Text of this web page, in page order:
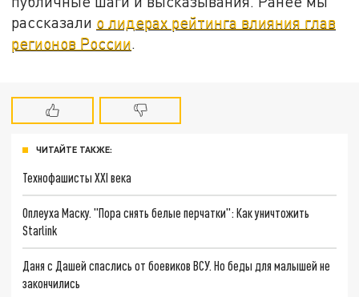
рассказали о лидерах рейтинга влияния глав
регионов России
ЧИТАЙТЕ ТАКЖЕ:
Технофашисты XXI века
Оплеуха Маску. "Пора снять белые перчатки": Как уничтожить
Starlink
Даня с Дашей спаслись от боевиков ВСУ. Но беды для малышей не
закончились